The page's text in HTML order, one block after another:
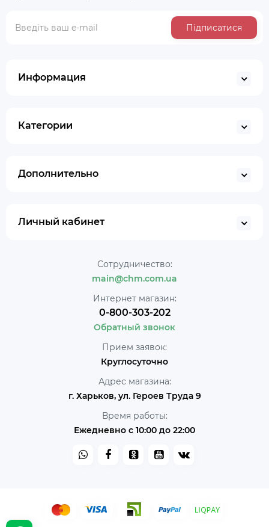
Підписатися
Информация
Категории
Дополнительно
Личный кабинет
Сотрудничество:
main@chm.com.ua
Интернет магазин:
0-800-303-202
Обратный звонок
Прием заявок:
Круглосуточно
Адрес магазина:
г. Харьков, ул. Героев Труда 9
Время работы:
Ежедневно с 10:00 до 22:00